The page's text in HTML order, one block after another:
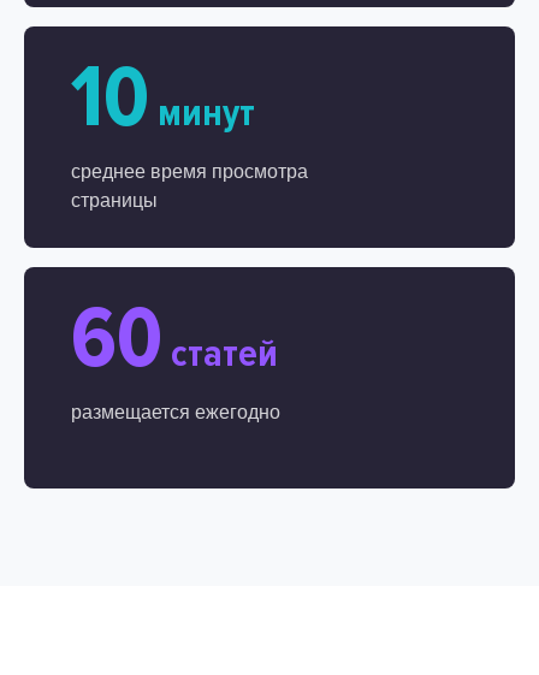
10 минут
среднее время просмотра
страницы
60 статей
размещается ежегодно